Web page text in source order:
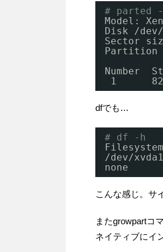
# parted
Model:
Disk /
Sector
Partition
Number
1
dfでも…
# df -h
/dev/xvda1
none
こんな感じ。サ
またgrowpartコ
ネイティブにイ